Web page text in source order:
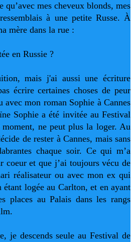
mes cheveux blonds, mes
à une petite Russe. À
mère dans la rue :
en Russie ?
mais j'ai aussi une écriture
écrire certaines choses de peur
avec mon roman Sophie à Cannes
Sophie a été invitée au Festival
ne peut plus la loger. Au
de rester à Cannes, mais sans
chaque soir. Ce qui m’a
coeur et que j’ai toujours vécu de
réalisateur ou avec mon ex qui
logée au Carlton, et en ayant
places au Palais dans les rangs
je descends seule au Festival de